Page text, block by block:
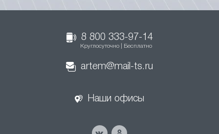
8 800 333-97-14
Круглосуточно | Бесплатно
artem@mail-ts.ru
Наши офисы